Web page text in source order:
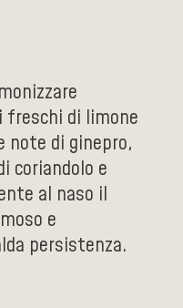
di limone
note di ginepro,
coriandolo e
al naso il
e
persistenza.